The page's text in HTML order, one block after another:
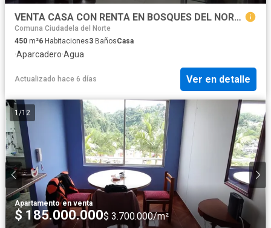
VENTA CASA CON RENTA EN BOSQUES DEL NORTE MANIZALES | VENTA CASA
Comuna Ciudadela del Norte
450 m²6 Habitaciones3 BañosCasa
·Aparcadero·Agua
Actualizado hace 6 días Ver en detalle
1/12
Apartamento·en venta
$ 185.000.000$ 3.700.000/m²